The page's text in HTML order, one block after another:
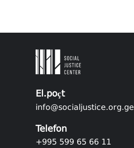
El.poçt
info@socialjustice.org.ge
Telefon
+995 599 65 66 11